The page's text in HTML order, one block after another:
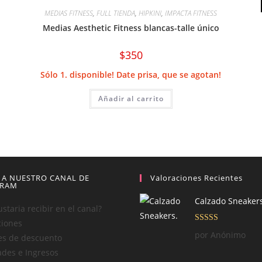
MEDIAS FITNESS,FULL TIENDA,HIPKINI,IMPACTA FITNESS
Medias Aesthetic Fitness blancas-talle único
$350
Sólo 1. disponible! Date prisa, que se agotan!
Añadir al carrito
NUESTRO CANAL DE
recibir en el canal?
de descuento
e Ingresos
Valoraciones Recientes
Calzado
Valorado con
5
por Anónimo